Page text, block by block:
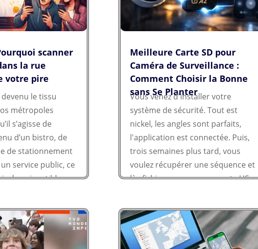
scanner
la rue
votre pire
devenu le tissu
métropoles
s’agisse de
d’un bistro, de
de stationnement
service public, ce
noirs et blancs
Meilleure Carte SD pour
Caméra de Surveillance :
Comment Choisir la Bonne
sans Se Planter
Vous venez d'installer votre
système de sécurité. Tout est
nickel, les angles sont parfaits,
l'application est connectée. Puis,
trois semaines plus tard, vous
voulez récupérer une séquence et
là : fichier corrompu ou carte HS.
veut...